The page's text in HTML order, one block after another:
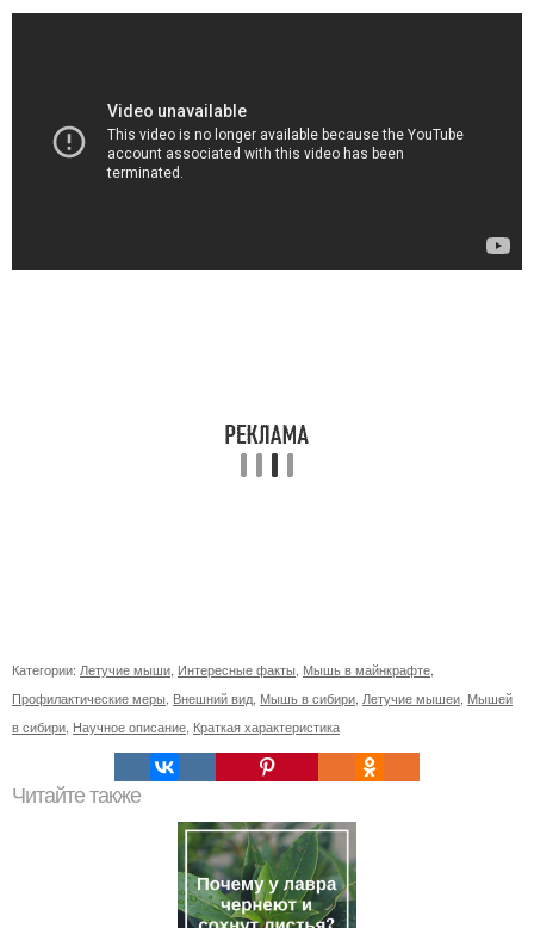
Категории: Летучие мыши Интересные факты Мышь в майнкрафте
Профилактические меры Внешний вид Мышь в сибири Летучие мышеи Мышей
в сибири Научное описание Краткая характеристика
Читайте также